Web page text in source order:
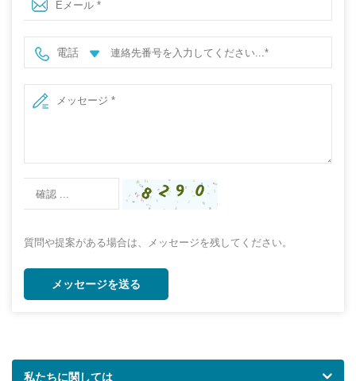
電話
質問や提案がある場合は、メッセージを残してください。
メッセージを送る
私たちに関しては